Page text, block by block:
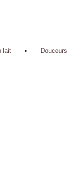
lait • Douceurs